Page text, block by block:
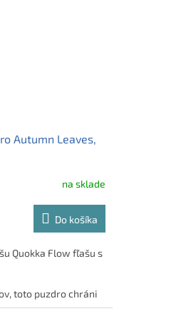
Autumn Leaves,
na sklade
Do košíka
Quokka Flow fľašu s
toto puzdro chráni
zapínanie na